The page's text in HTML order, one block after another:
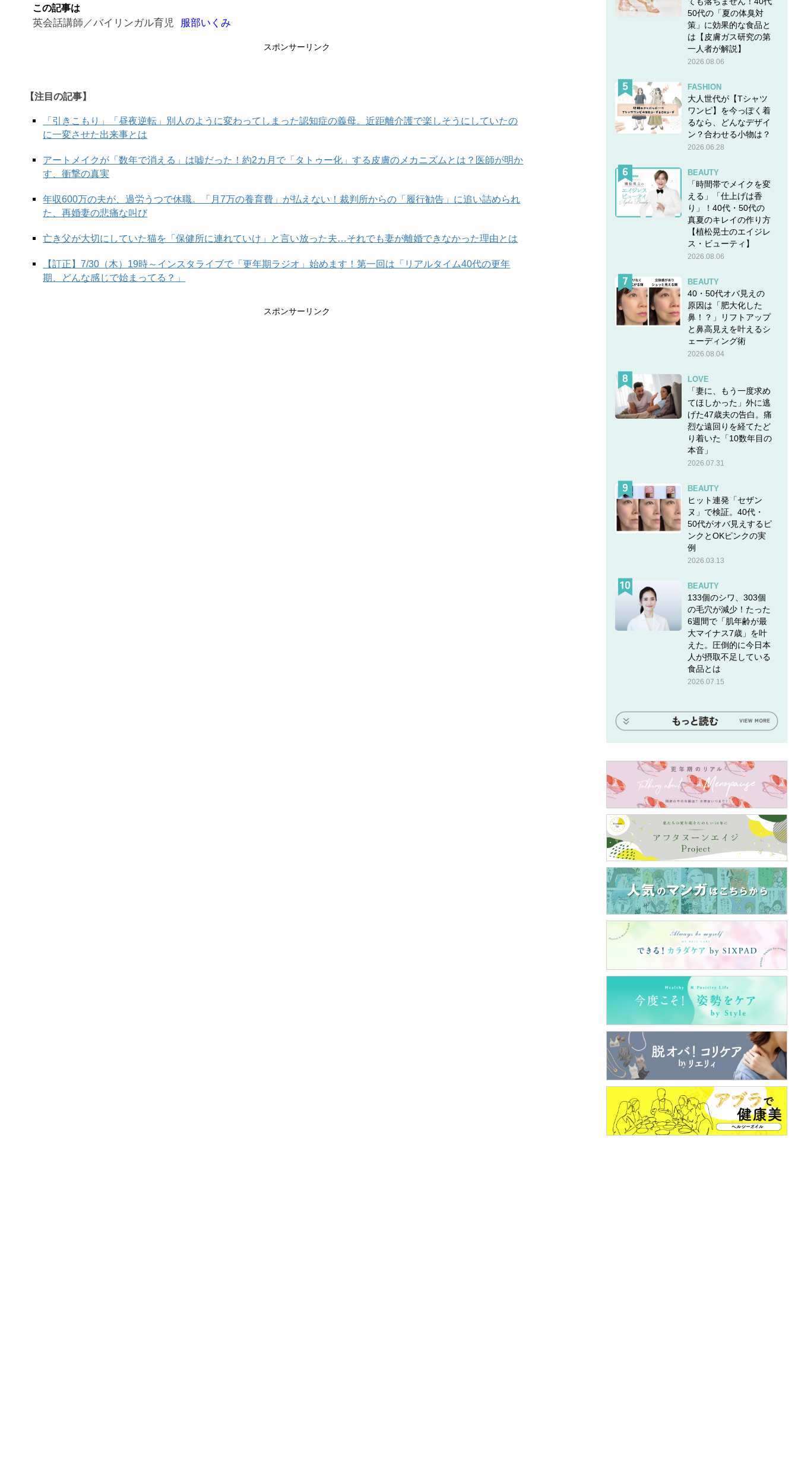
↓
mechanical= 機械的な、機械の
シャープペンは実は和製英語。海外では意味が通じないので注意しましょう。
この記事は
英会話講師／バイリンガル育児 服部いくみ
スポンサーリンク
【注目の記事】
「引きこもり」「昼夜逆転」別人のように変わってしまった認知症の義母。近距離介護で楽しそうにしていたの
に一変させた出来事とは
アートメイクが「数年で消える」は嘘だった！約2カ月で「タトゥー化」する皮膚のメカニズムとは？医師が明か
す、衝撃の真実
年収600万の夫が、過労うつで休職。「月7万の養育費」が払えない！裁判所からの「履行勧告」に追い詰められ
た、再婚妻の悲痛な叫び
亡き父が大切にしていた猫を「保健所に連れていけ」と言い放った夫…それでも妻が離婚できなかった理由とは
【訂正】7/30（木）19時～インスタライブで「更年期ラジオ」始めます！第一回は「リアルタイム40代の更年
期、どんな感じで始まってる？」
スポンサーリンク
50代の「夏の体臭対
策」に効果的な食品と
は【皮膚ガス研究の第
一人者が解説】
2026.08.06
FASHION
大人世代が【Tシャツ
ワンピ】を今っぽく着
るなら、どんなデザイ
ン？合わせる小物は？
2026.06.28
BEAUTY
「時間帯でメイクを変
える」「仕上げは香
り」！40代・50代の
真夏のキレイの作り方
【植松晃士のエイジレ
ス・ビューティ】
2026.08.06
BEAUTY
40・50代オバ見えの
原因は「肥大化した
鼻！？」リフトアップ
と鼻高見えを叶えるシ
ェーディング術
2026.08.04
LOVE
「妻に、もう一度求め
てほしかった」外に逃
げた47歳夫の告白。痛
烈な遠回りを経てたど
り着いた「10数年目の
本音」
2026.07.31
BEAUTY
ヒット連発「セザン
ヌ」で検証。40代・
50代がオバ見えするピ
ンクとOKピンクの実
例
2026.03.13
BEAUTY
133個のシワ、303個
の毛穴が減少！たった
6週間で「肌年齢が最
大マイナス7歳」を叶
えた。圧倒的に今日本
人が摂取不足している
食品とは
2026.07.15